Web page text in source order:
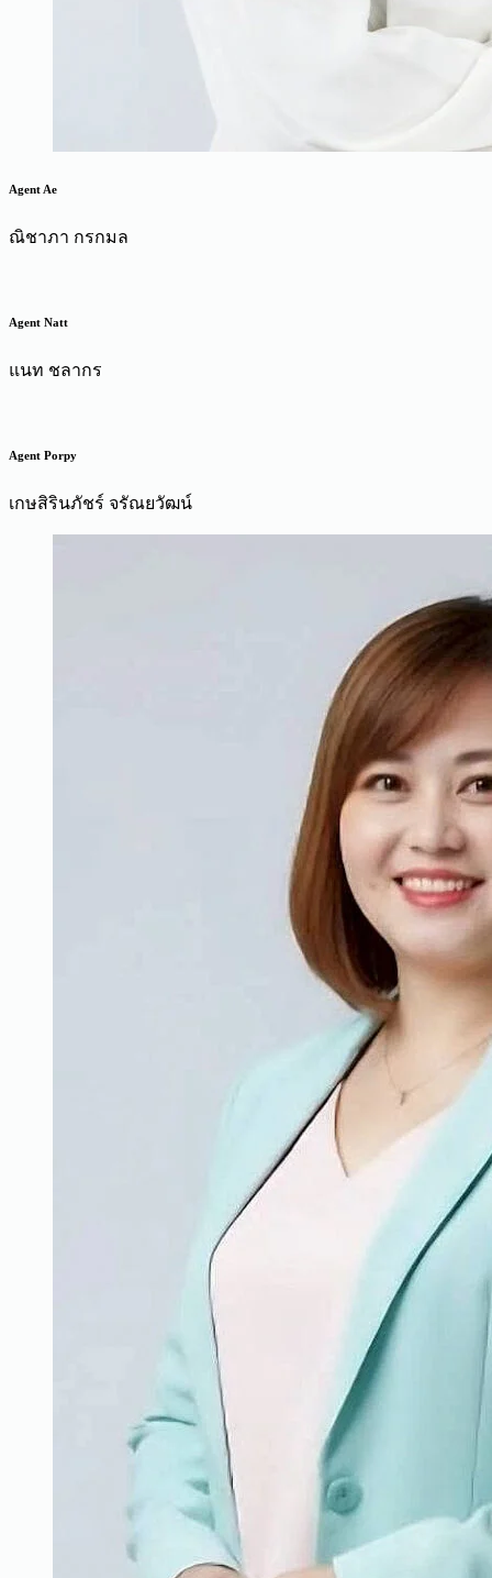
Agent Ae
ณิชาภา กรกมล
Agent Natt
แนท ชลากร
Agent Porpy
เกษสิรินภัชร์ จรัณยวัฒน์